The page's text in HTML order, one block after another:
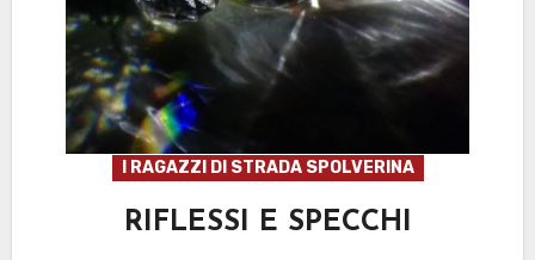
I RAGAZZI DI STRADA SPOLVERINA
RIFLESSI E SPECCHI